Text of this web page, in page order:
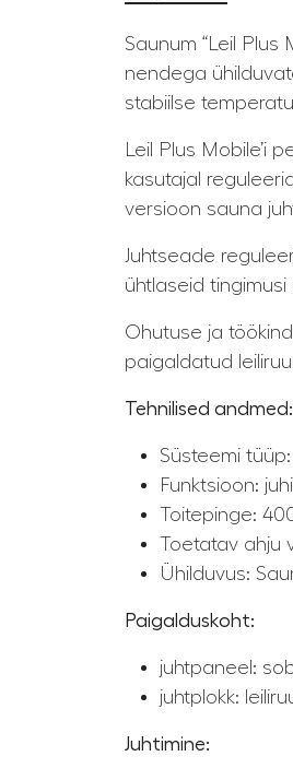
Saunum “Leil
nendega
stabiilse
Leil Plus Mobile’i
kasutajal
versioon sauna
Juhtseade
ühtlaseid
Ohutuse ja
paigaldatud
Tehnilised andmed:
Süsteemi
Funktsioon:
Toitepinge:
Toetatav ahju
Ühilduvus:
Paigalduskoht:
juhtpaneel:
juhtplokk:
Juhtimine: